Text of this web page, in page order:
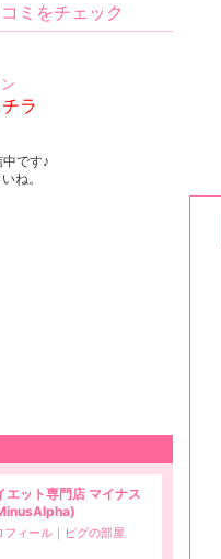
ミをチェック
ラ
です♪
ね。
エット専門店 マイナス
フィール ｜ ピグの部屋